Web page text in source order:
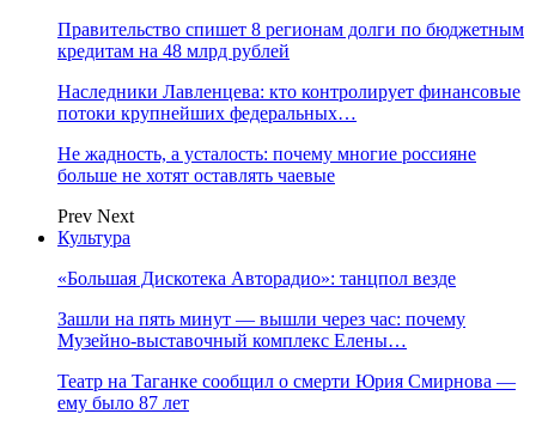
Правительство спишет 8 регионам долги по бюджетным
кредитам на 48 млрд рублей
Наследники Лавленцева: кто контролирует финансовые
потоки крупнейших федеральных…
Не жадность, а усталость: почему многие россияне
больше не хотят оставлять чаевые
Prev Next
Культура
«Большая Дискотека Авторадио»: танцпол везде
Зашли на пять минут — вышли через час: почему
Музейно-выставочный комплекс Елены…
Театр на Таганке сообщил о смерти Юрия Смирнова —
ему было 87 лет